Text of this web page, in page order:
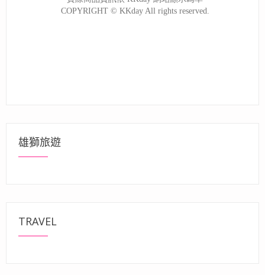
雄獅旅遊
TRAVEL